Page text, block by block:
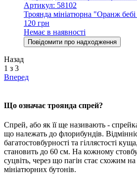
Артикул: 58102
Троянда мініатюрна "Оранж
120 грн
Немає в наявності
Повідомити про надходження
Назад
1 з 3
Вперед
Що означає троянда спрей?
Спрей, або як її ще називають -
що належать до флорибундів.
багатостовбурності та гіллястості
становить до 60 см. На кожному
суцвіть, через що пагін стає схожим
мініатюрних бутонів.